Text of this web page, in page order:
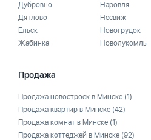
Дубровно
Дятлово
Ельск
Жабинка
Наровля
Несвиж
Новогрудок
Новолукомль
Продажа
Продажа новостроек в Минске (1)
Продажа квартир в Минске (42)
Продажа комнат в Минске (1)
Продажа коттеджей в Минске (92)